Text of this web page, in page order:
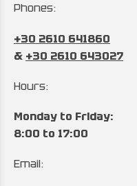
Phones:
+30 2610 641860
& +30 2610 643027
Hours:
Monday to Friday:
8:00 to 17:00
Email: